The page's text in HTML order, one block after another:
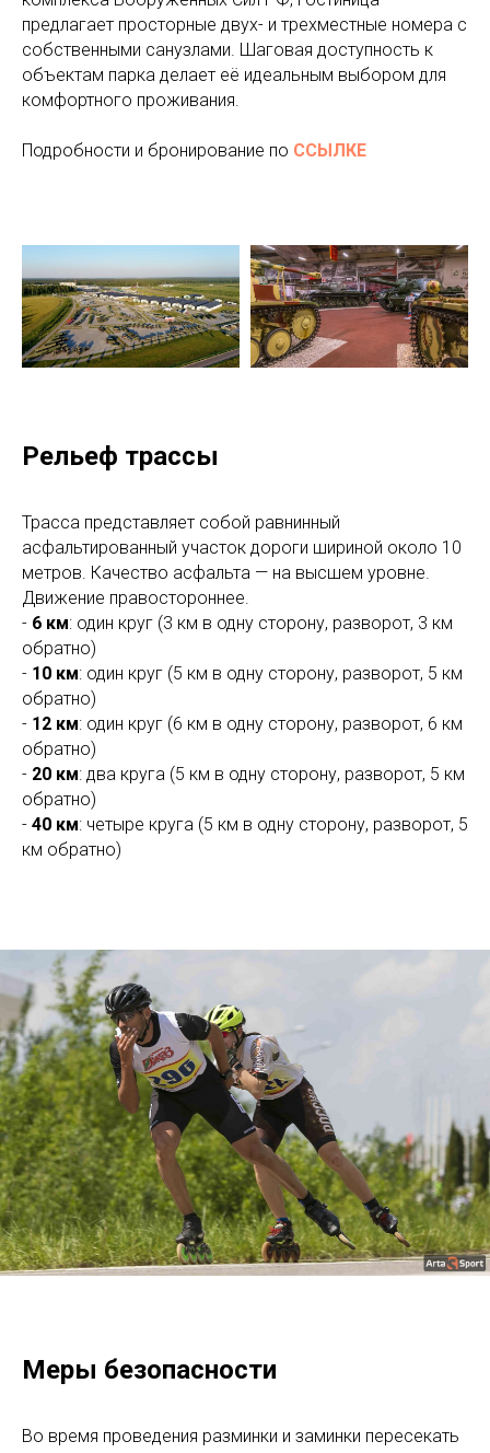
предлагает просторные двух- и трехместные номера с
собственными санузлами. Шаговая доступность к
объектам парка делает её идеальным выбором для
комфортного проживания.
Подробности и бронирование по ССЫЛКЕ
Рельеф трассы
Трасса представляет собой равнинный
асфальтированный участок дороги шириной около 10
метров. Качество асфальта — на высшем уровне.
Движение правостороннее.
- 6 км: один круг (3 км в одну сторону, разворот, 3 км
обратно)
- 10 км: один круг (5 км в одну сторону, разворот, 5 км
обратно)
- 12 км: один круг (6 км в одну сторону, разворот, 6 км
обратно)
- 20 км: два круга (5 км в одну сторону, разворот, 5 км
обратно)
- 40 км: четыре круга (5 км в одну сторону, разворот, 5
км обратно)
Меры безопасности
Во время проведения разминки и заминки пересекать